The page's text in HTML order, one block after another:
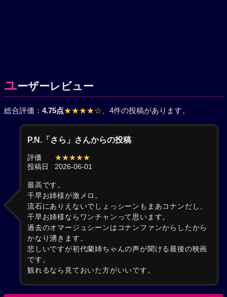
ユーザーレビュー
総合評価： 4.75点★★★★☆ 、4件の投稿があります。
P.N.「さら」さんからの投稿
評価
★★★★★
投稿日
2026-06-01
最高です。
千早お姉様が激メロ。
流石にありえないでしょっシーンもまあコナンだし、
千早お姉様ならワンチャンって思います。
過去のオマージュシーンはコナンファンからしたから
かなり湧きます。
悲しいですが初代蘭姉ちゃんの声が聞ける最後の映画
です。
観れるなら見ておいた方がいいです。